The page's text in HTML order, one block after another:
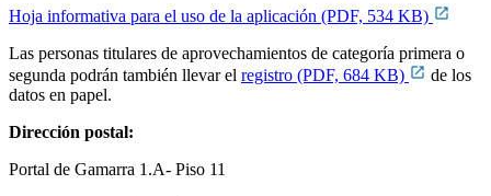
Hoja informativa para el uso de la aplicación (PDF, 534 KB)
Las personas titulares de aprovechamientos de categoría primera o
segunda podrán también llevar el registro (PDF, 684 KB)
de los
datos en papel.
Dirección postal:
Portal de Gamarra 1.A- Piso 11